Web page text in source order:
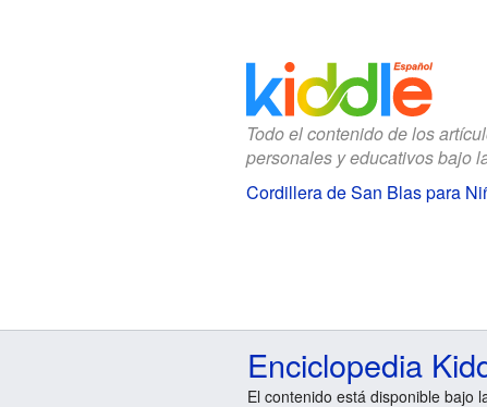
Todo el contenido de los
personales y educativos bajo
Cordillera de San Blas para
Enciclopedia
El contenido está disponible bajo